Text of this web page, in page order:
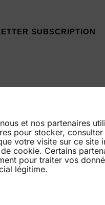
et nos partenaires
pour stocker,
votre visite sur ce site
cookie. Certains
pour traiter vos
légitime.
SUBSCRIPTION